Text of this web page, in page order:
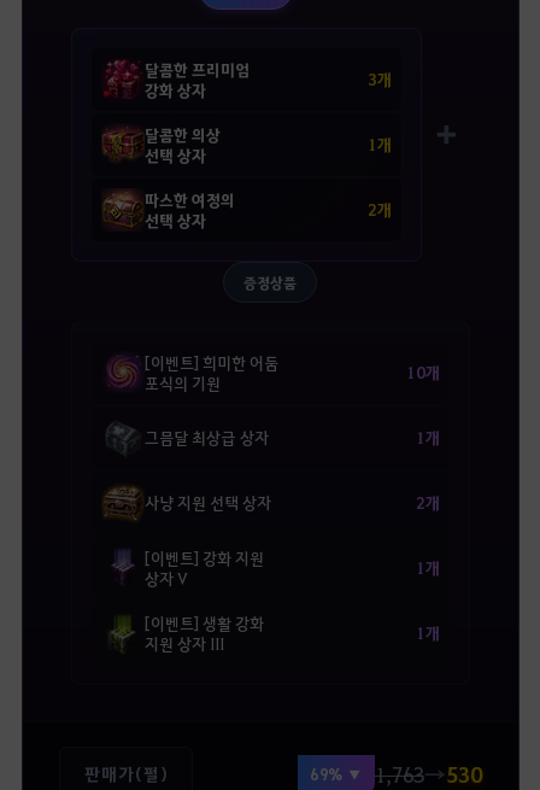
달콤한 프리미엄
강화 상자
3개
달콤한 의상
선택 상자
1개
따스한 여정의
선택 상자
2개
➕
증정상품
[이벤트] 희미한 어둠
포식의 기원
10개
그믐달 최상급 상자 1개
사냥 지원 선택 상자 2개
[이벤트] 강화 지원
상자 V
1개
[이벤트] 생활 강화
지원 상자 III
1개
판매가(펄) 69% ▼ 1,763→530